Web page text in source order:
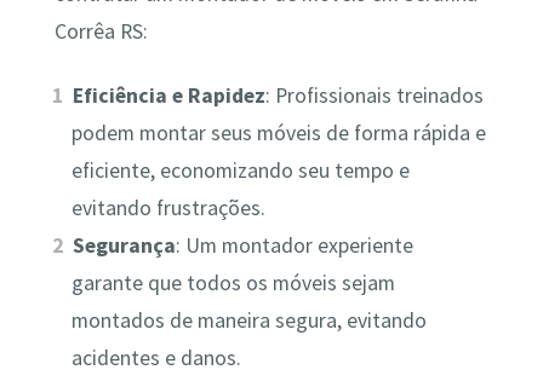
Corrêa RS:
Eficiência e Rapidez: Profissionais treinados
podem montar seus móveis de forma rápida e
eficiente, economizando seu tempo e
evitando frustrações.
Segurança: Um montador experiente
garante que todos os móveis sejam
montados de maneira segura, evitando
acidentes e danos.